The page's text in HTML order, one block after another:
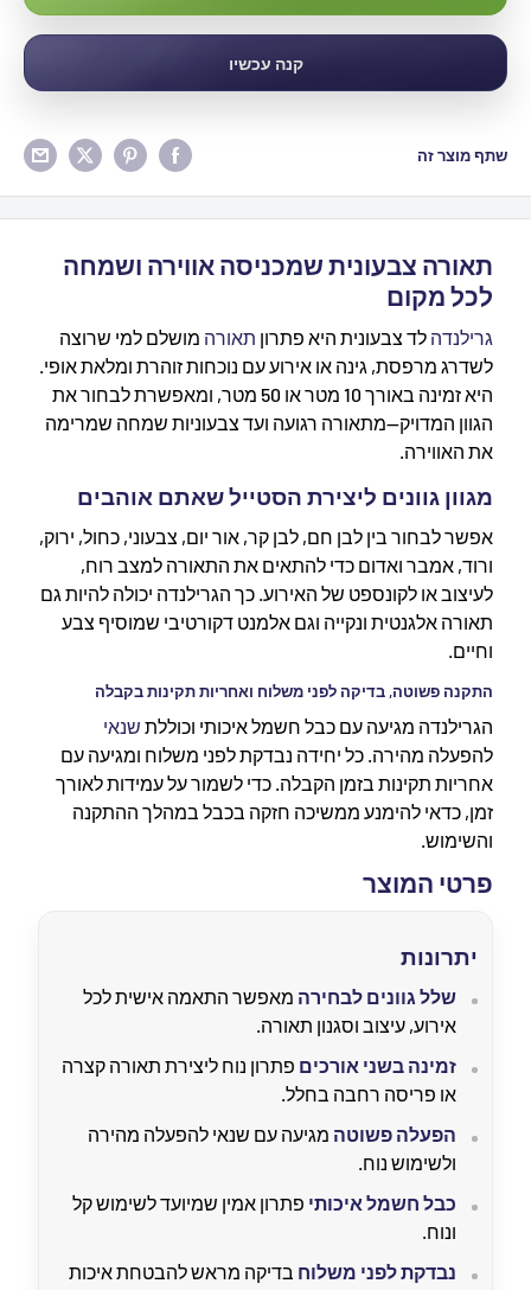
קנה עכשיו
שתף מוצר זה
תאורה צבעונית שמכניסה אווירה ושמחה
לכל מקום
גרילנדה לד צבעונית היא פתרון תאורה מושלם למי שרוצה
לשדרג מרפסת, גינה או אירוע עם נוכחות זוהרת ומלאת אופי.
היא זמינה באורך 10 מטר או 50 מטר, ומאפשרת לבחור את
הגוון המדויק—מתאורה רגועה ועד צבעוניות שמחה שמרימה
את האווירה.
מגוון גוונים ליצירת הסטייל שאתם אוהבים
אפשר לבחור בין לבן חם, לבן קר, אור יום, צבעוני, כחול, ירוק,
ורוד, אמבר ואדום כדי להתאים את התאורה למצב רוח,
לעיצוב או לקונספט של האירוע. כך הגרילנדה יכולה להיות גם
תאורה אלגנטית ונקייה וגם אלמנט דקורטיבי שמוסיף צבע
וחיים.
התקנה פשוטה, בדיקה לפני משלוח ואחריות תקינות בקבלה
הגרילנדה מגיעה עם כבל חשמל איכותי וכוללת שנאי
להפעלה מהירה. כל יחידה נבדקת לפני משלוח ומגיעה עם
אחריות תקינות בזמן הקבלה. כדי לשמור על עמידות לאורך
זמן, כדאי להימנע ממשיכה חזקה בכבל במהלך ההתקנה
והשימוש.
פרטי המוצר
יתרונות
שלל גוונים לבחירה מאפשר התאמה אישית לכל
אירוע, עיצוב וסגנון תאורה.
זמינה בשני אורכים פתרון נוח ליצירת תאורה קצרה
או פריסה רחבה בחלל.
הפעלה פשוטה מגיעה עם שנאי להפעלה מהירה
ולשימוש נוח.
כבל חשמל איכותי פתרון אמין שמיועד לשימוש קל
ונוח.
נבדקת לפני משלוח בדיקה מראש להבטחת איכות